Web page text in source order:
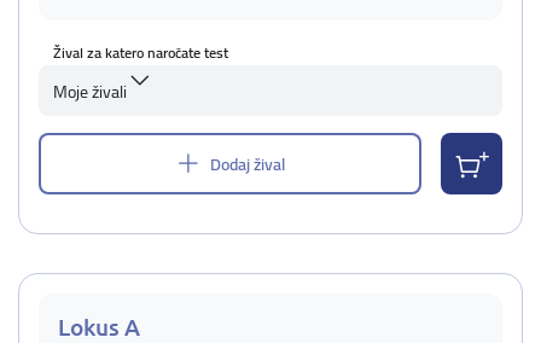
Žival za katero naročate test
Moje živali
Dodaj žival
Lokus A